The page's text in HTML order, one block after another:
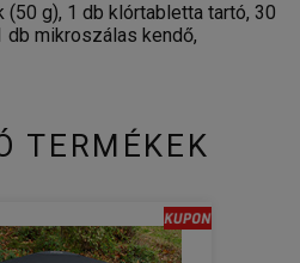
g), 1 db klórtabletta tartó, 30
mikroszálas kendő,
TERMÉKEK